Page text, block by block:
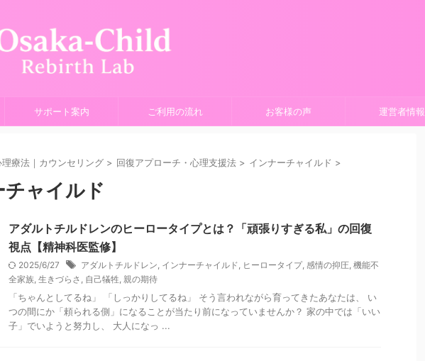
サポート案内 ご利用の流れ お客様の声 運営者情報
理療法｜カウンセリング > 回復アプローチ・心理支援法 > インナーチャイルド >
ャイルド
アダルトチルドレンのヒーロータイプとは？「頑張りすぎる私」の回復
視点【精神科医監修】
2025/6/27 アダルトチルドレン, インナーチャイルド, ヒーロータイプ, 感情の抑圧, 機能不
全家族, 生きづらさ , 自己犠牲, 親の期待
「ちゃんとしてるね」 「しっかりしてるね」 そう言われながら育ってきたあなたは、 い
つの間にか「頼られる側」になることが当たり前になっていませんか？ 家の中では「いい
子」でいようと努力し、 大人になっ ...